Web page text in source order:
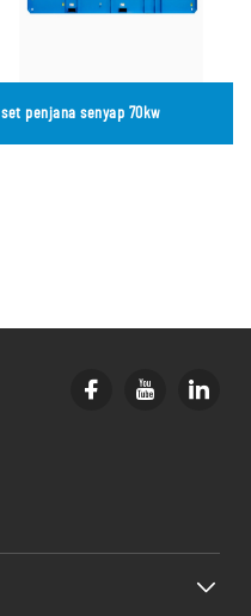
set penjana senyap 70kw